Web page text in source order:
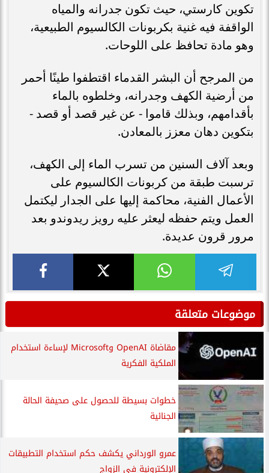
تكوين كارستي، حيث تكون جدرانه والمياه
الواقفة فيه غنية بكربونات الكالسيوم الطبيعية،
وهو مادة تحافظ على اللوحات.
من المرجح أن البشر القدماء اقتطفوا طينًا أحمر
من أرضية الكهف وجدرانه، وخلطوه بالماء
بأقدامهم، وبذلك قاموا - عن غير قصد أو قصد -
بتكوين دهان معزز بالمعادن.
وبعد آلاف السنين من تسرب الماء إلى الكهف،
ترسبت طبقة من كربونات الكالسيوم على
الأعمال الفنية، محاكمة إليها على الجدار ليكتمل
العمل ويتم حفظه ليعثر عليه رويز ريدوندو بعد
مرور قرون عديدة.
موضوعات متعلقة
مقاضاة OpenAI وMicrosoft لإساءة استخدام
الملكية الفكرية
خطوات بسيطة للحصول على صحيفة الحالة
الجنائية
عمرو الورداني يكشف حكم استخدام التطبيقات
الإلكترونية فى الزواج